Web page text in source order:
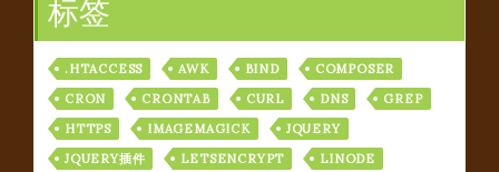
标签
.HTACCESS AWK BIND
COMPOSER
CRON
CRONTAB CURL DNS
GREP
HTTPS
IMAGEMAGICK
JQUERY
JQUERY插件
LETSENCRYPT
LINODE